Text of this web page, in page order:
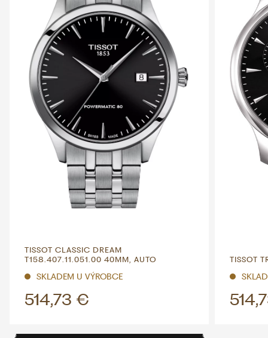
TISSOT CLASSIC DREAM
T158.407.11.051.00 40MM, AUTO
SKLADEM U VÝROBCE
514,73 €
TISSOT